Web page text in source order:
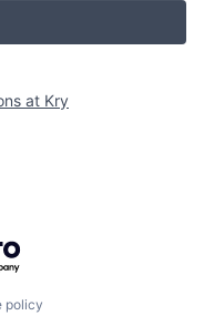
at Kry
policy